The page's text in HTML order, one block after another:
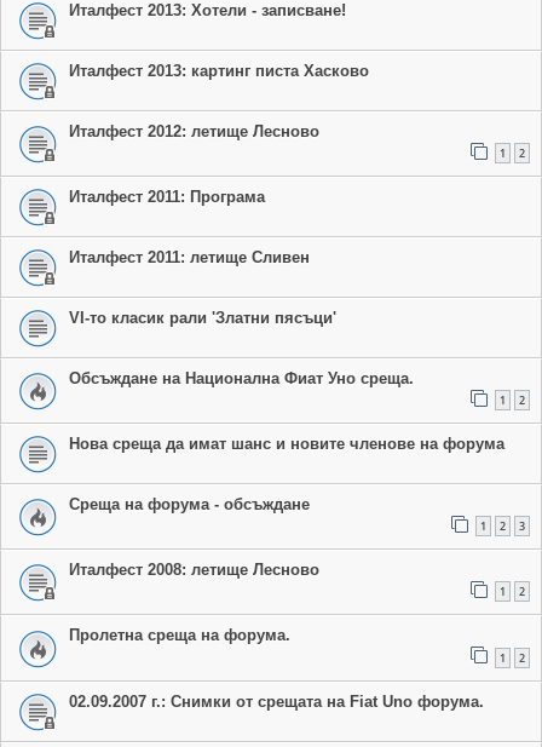
Италфест 2013: Хотели - записване!
Италфест 2013: картинг писта Хасково
Италфест 2012: летище Лесново
1 2
Италфест 2011: Програма
Италфест 2011: летище Сливен
VI-то класик рали 'Златни пясъци'
Обсъждане на Национална Фиат Уно среща.
1 2
Нова среща да имат шанс и новите членове на форума
Среща на форума - обсъждане
1 2 3
Италфест 2008: летище Лесново
1 2
Пролетна среща на форума.
1 2
02.09.2007 г.: Снимки от срещата на Fiat Uno форума.